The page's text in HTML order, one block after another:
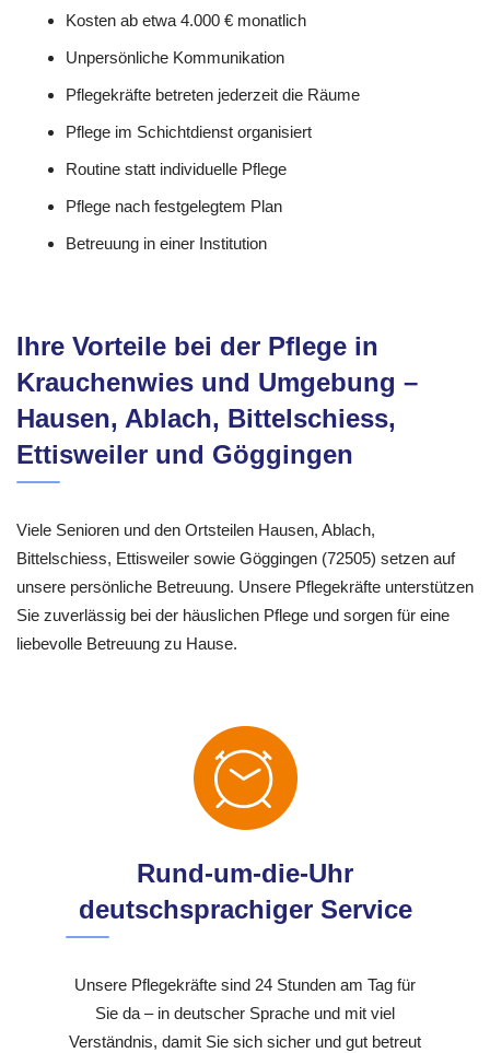
Kosten ab etwa 4.000 € monatlich
Unpersönliche Kommunikation
Pflegekräfte betreten jederzeit die Räume
Pflege im Schichtdienst organisiert
Routine statt individuelle Pflege
Pflege nach festgelegtem Plan
Betreuung in einer Institution
Ihre Vorteile bei der Pflege in
Krauchenwies und Umgebung –
Hausen, Ablach, Bittelschiess,
Ettisweiler und Göggingen
Viele Senioren und den Ortsteilen Hausen, Ablach,
Bittelschiess, Ettisweiler sowie Göggingen (72505) setzen auf
unsere persönliche Betreuung. Unsere Pflegekräfte unterstützen
Sie zuverlässig bei der häuslichen Pflege und sorgen für eine
liebevolle Betreuung zu Hause.
Rund-um-die-Uhr
deutschsprachiger Service
Unsere Pflegekräfte sind 24 Stunden am Tag für
Sie da – in deutscher Sprache und mit viel
Verständnis, damit Sie sich sicher und gut betreut